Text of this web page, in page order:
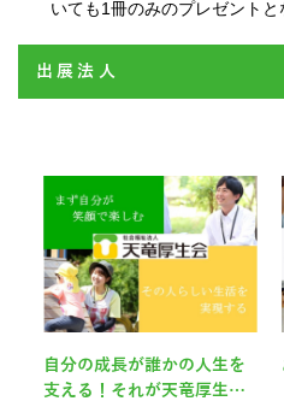
いても1冊のみのプレゼントと
出展法人
自分の成長が誰かの人生を
支える！それが天竜厚生会